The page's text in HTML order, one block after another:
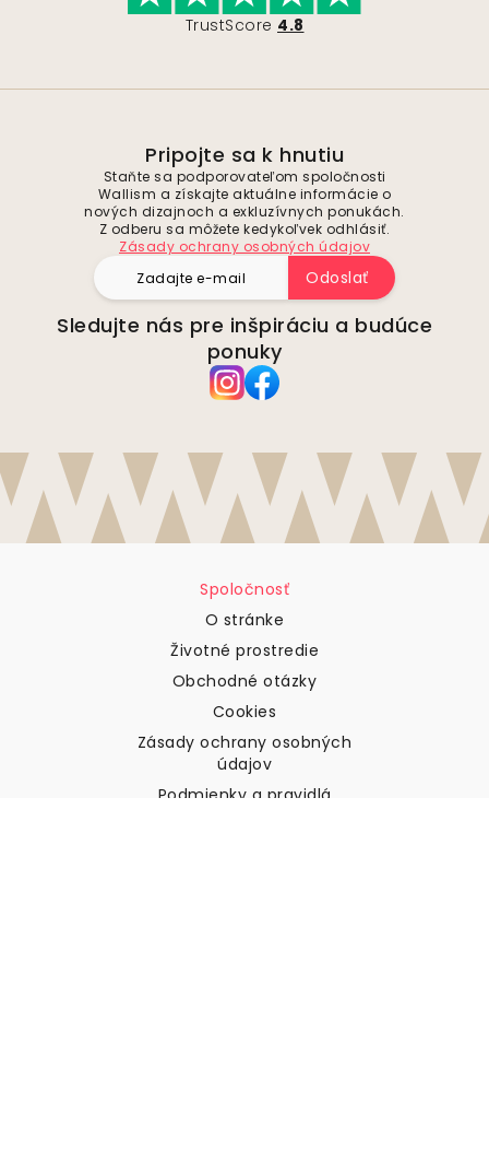
TrustScore 4.8
Pripojte sa k hnutiu
Staňte sa podporovateľom spoločnosti
Wallism a získajte aktuálne informácie o
nových dizajnoch a exkluzívnych ponukách.
Z odberu sa môžete kedykoľvek odhlásiť.
Zásady ochrany osobných údajov
Odoslať
Sledujte nás pre inšpiráciu a budúce
ponuky
Spoločnosť
O stránke
Životné prostredie
Obchodné otázky
Cookies
Zásady ochrany osobných
údajov
Podmienky a pravidlá